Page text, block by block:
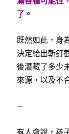
了。
既然如此，身
決定給出斬釘
後潛藏了多少
來源，以及不
—